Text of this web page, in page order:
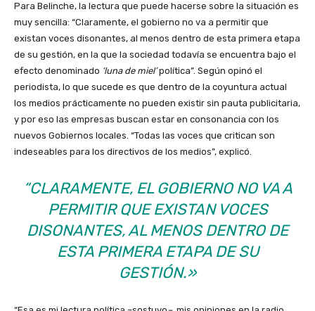
Para Belinche, la lectura que puede hacerse sobre la situación es
muy sencilla: “Claramente, el gobierno no va a permitir que
existan voces disonantes, al menos dentro de esta primera etapa
de su gestión, en la que la sociedad todavía se encuentra bajo el
efecto denominado ‘luna de miel’política”. Según opinó el
periodista, lo que sucede es que dentro de la coyuntura actual
los medios prácticamente no pueden existir sin pauta publicitaria,
y por eso las empresas buscan estar en consonancia con los
nuevos Gobiernos locales. “Todas las voces que critican son
indeseables para los directivos de los medios”, explicó.
“CLARAMENTE, EL GOBIERNO NO VA A
PERMITIR QUE EXISTAN VOCES
DISONANTES, AL MENOS DENTRO DE
ESTA PRIMERA ETAPA DE SU
GESTIÓN.»